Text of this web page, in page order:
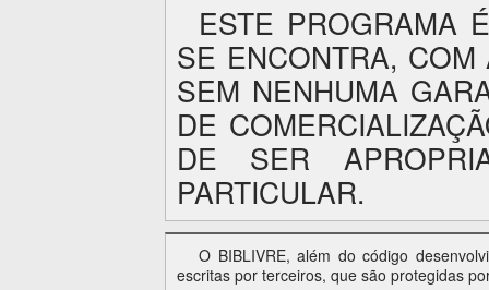
ESTE PROGRAMA
SE ENCONTRA,
SEM NENHUMA
DE
DE SER
PARTICULAR.
O BIBLIVRE, além do código
escritas por terceiros, que são protegidas